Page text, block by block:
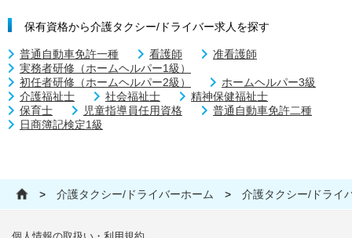
保有資格から介護タクシー/ドライバー求人を探す
普通自動車免許一種 看護師
准看護師
実務者研修（ホームヘルパー1級）
初任者研修（ホームヘルパー2級）
ホームヘルパー3級
介護福祉士
社会福祉士
精神保健福祉士
保育士
児童指導員任用資格
普通自動車免許二種
日商簿記検定1級
> 介護タクシー/ドライバーホーム > 介護タクシー/ドライ